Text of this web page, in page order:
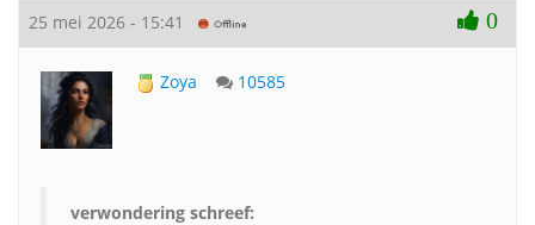
25 mei 2026 - 15:41 0
Zoya 10585
verwondering schreef: